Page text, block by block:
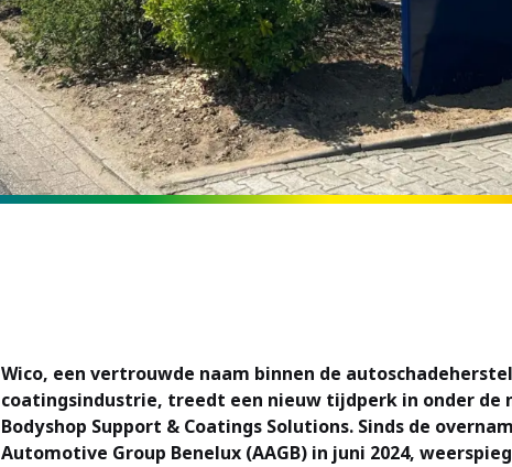
Wico, een vertrouwde naam binnen de
coatingsindustrie, treedt een nieuw tijdperk in onder de
Bodyshop Support & Coatings Solutions. Sinds de
Automotive Group Benelux (AAGB) in juni 2024,